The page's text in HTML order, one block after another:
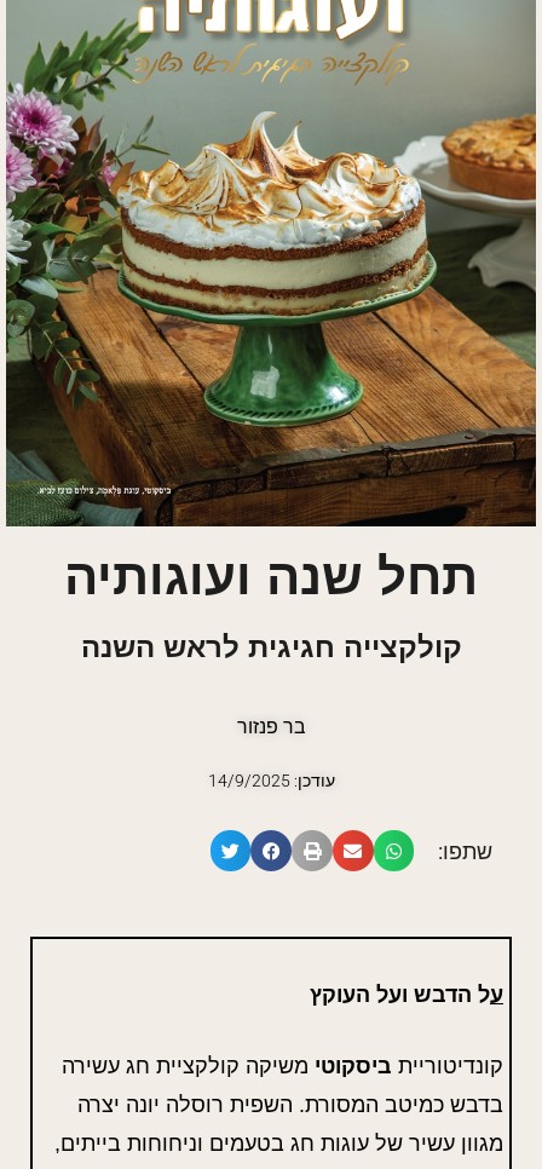
תחל שנה ועוגותיה
קולקצייה חגיגית לראש השנה
בר פנזור
עודכן: 14/9/2025
שתפו:
על הדבש ועל העוקץ
קונדיטוריית ביסקוטי משיקה קולקציית חג עשירה
בדבש כמיטב המסורת. השפית רוסלה יונה יצרה
מגוון עשיר של עוגות חג בטעמים וניחוחות בייתים,